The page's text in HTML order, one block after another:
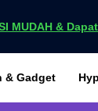
MUDAH &
& Gadget